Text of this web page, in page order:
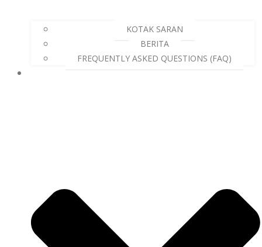
KOTAK SARAN
BERITA
FREQUENTLY ASKED QUESTIONS (FAQ)
ALUMNI